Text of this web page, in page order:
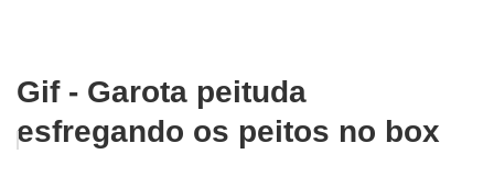
Gif - Garota peituda
esfregando os peitos no box